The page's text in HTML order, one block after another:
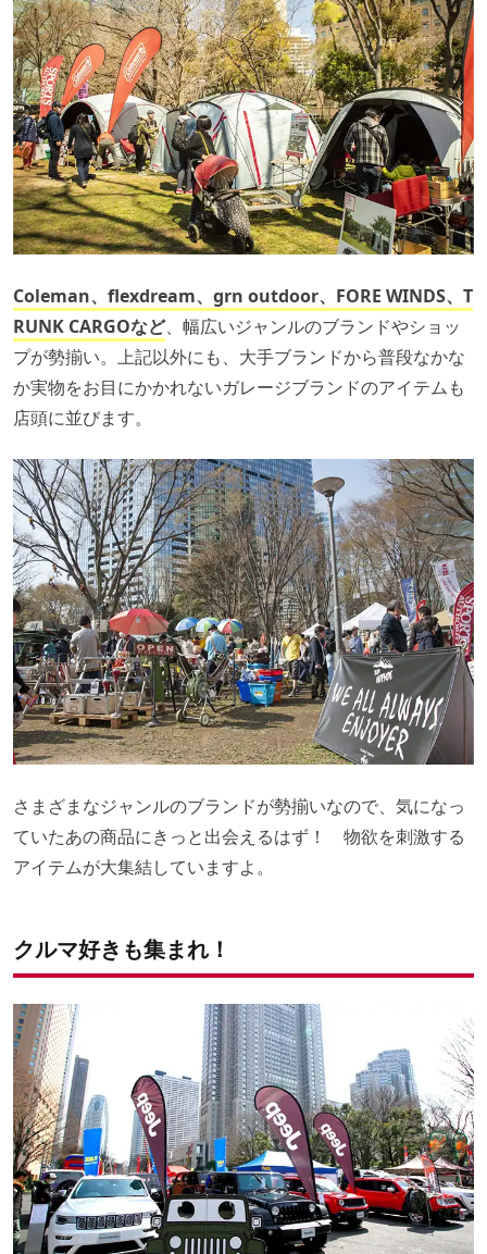
Coleman、flexdream、grn outdoor、FORE WINDS、T
RUNK CARGOなど、幅広いジャンルのブランドやショッ
プが勢揃い。上記以外にも、大手ブランドから普段なかな
か実物をお目にかかれないガレージブランドのアイテムも
店頭に並びます。
さまざまなジャンルのブランドが勢揃いなので、気になっ
ていたあの商品にきっと出会えるはず！ 物欲を刺激する
アイテムが大集結していますよ。
クルマ好きも集まれ！